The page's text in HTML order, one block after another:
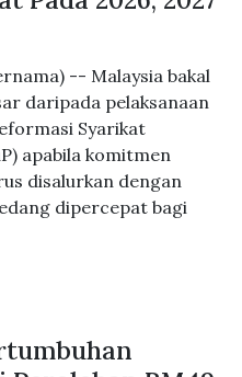
-- Malaysia bakal
daripada pelaksanaan
Syarikat
apabila komitmen
disalurkan dengan
dipercepat bagi